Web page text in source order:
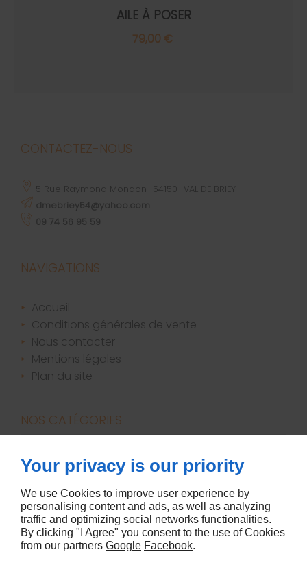
AILE À POSER
79,00 €
CONTACTEZ-NOUS
5 Rue Raymond Mondon 54150
VAL DE BRIEY
dmebriey54@yahoo.com
09 74 56 95 59
NAVIGATIONS
accueil
conditions générales de vente
nous contacter
mentions légales
plan du site
NOS CATÉGORIES
bougies / parfums d'ambiance
canapés
décoration
literie
meubles
Your privacy is our priority
We use Cookies to improve user experience by
personalising content and ads, as well as analyzing
traffic and optimizing social networks functionalities.
By clicking "I Agree" you consent to the use of Cookies
from our partners Google Facebook.